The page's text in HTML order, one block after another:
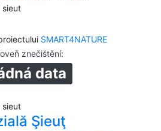
sieut
SMART4NATURE
znečištění:
data
sieut
Şieuţ